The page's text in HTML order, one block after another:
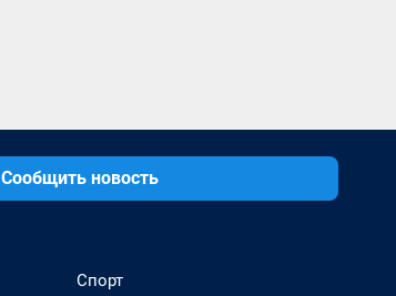
Сообщить новость
Спорт